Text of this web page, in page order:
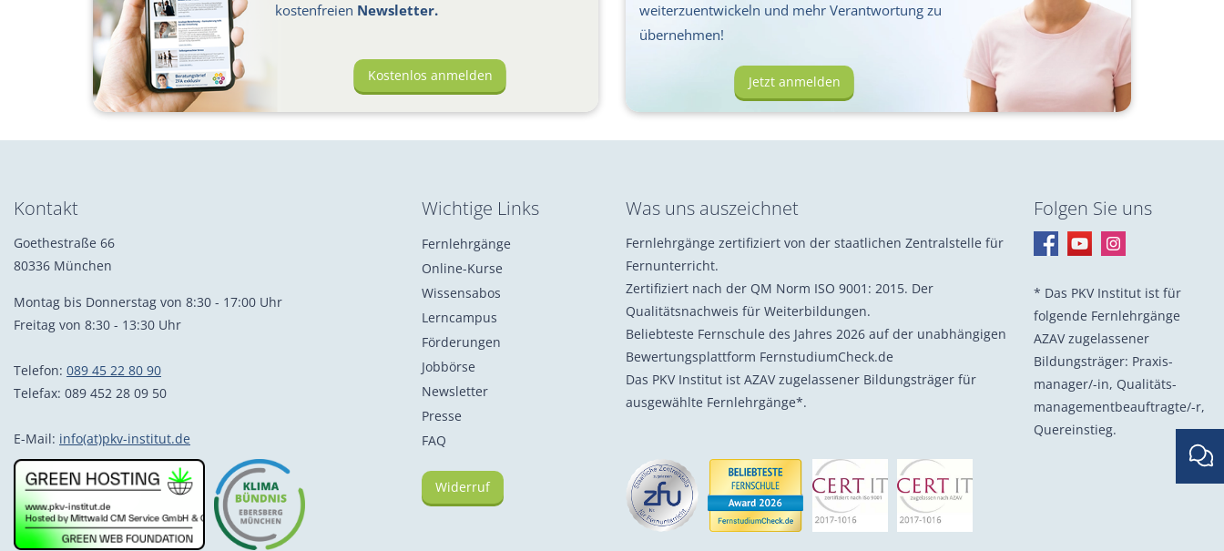
kosten­freien Newsletter.
Kostenlos anmelden
weiterzuentwickeln und mehr Verantwortung zu
übernehmen!
Jetzt anmelden
Kontakt
Goethestraße 66
80336 München
Montag bis Donnerstag von 8:30 - 17:00 Uhr
Freitag von 8:30 - 13:30 Uhr
Telefon: 089 45 22 80 90
Telefax: 089 452 28 09 50
E-Mail: info(at)pkv-institut.de
Wichtige Links
Fernlehrgänge
Online-Kurse
Wissensabos
Lerncampus
Förderungen
Jobbörse
Newsletter
Presse
FAQ
Widerruf
Was uns auszeichnet
Fernlehrgänge zertifiziert von der staatlichen Zentralstelle für
Fernunterricht.
Zertifiziert nach der QM Norm ISO 9001: 2015. Der
Qualitätsnachweis für Weiterbildungen.
Beliebteste Fernschule des Jahres 2026 auf der unabhängigen
Bewertungsplattform FernstudiumCheck.de
Das PKV Institut ist AZAV zugelassener Bildungsträger für
ausgewählte Fernlehrgänge*.
Folgen Sie uns
* Das PKV Institut ist für
folgende Fernlehrgänge
AZAV zugelassener
Bildungsträger: Praxis­
manager/-in, Quali­täts­
management­beauf­tragte/-r,
Quer­einstieg.